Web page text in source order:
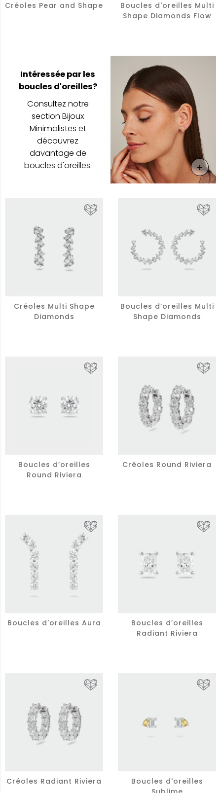
Créoles Pear and Shape
Boucles d'oreilles Multi
Shape Diamonds Flow
Intéressée par les
boucles d'oreilles?
Consultez notre
section Bijoux
Minimalistes et
découvrez
davantage de
boucles d'oreilles.
En
+
Créoles Multi Shape
Diamonds
Boucles d’oreilles Multi
Shape Diamonds
Boucles d’oreilles
Round Riviera
Créoles Round Riviera
Boucles d'oreilles Aura
Boucles d’oreilles
Radiant Riviera
Créoles Radiant Riviera
Boucles d'oreilles